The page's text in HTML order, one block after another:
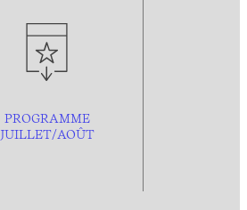
PROGRAMME
JUILLET/AOÛT